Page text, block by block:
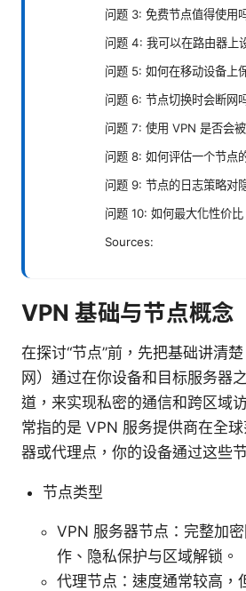
问题 3: 免费节点值得使用
问题 4: 我可以在路由器上
问题 5: 如何在移动设备上
问题 6: 节点切换时会断网
问题 7: 使用 VPN 是否会
问题 8: 如何评估一个节点
问题 9: 节点的日志策略对
问题 10: 如何最大化性价比
Sources:
VPN 基础与节点概念
在探讨“节点”前，先把基础讲清
网）通过在你设备和目标服务器
道，来实现私密的通信和跨区域
常指的是 VPN 服务提供商在全
器或代理点，你的设备通过这些
节点类型
VPN 服务器节点：完整加
作、隐私保护与区域解锁。
代理节点：速度通常较高，